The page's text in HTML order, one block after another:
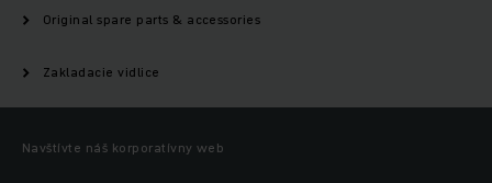
Original spare parts & accessories
Zakladacie vidlice
Navštívte náš korporatívny web